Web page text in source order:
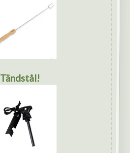
Tändstål!